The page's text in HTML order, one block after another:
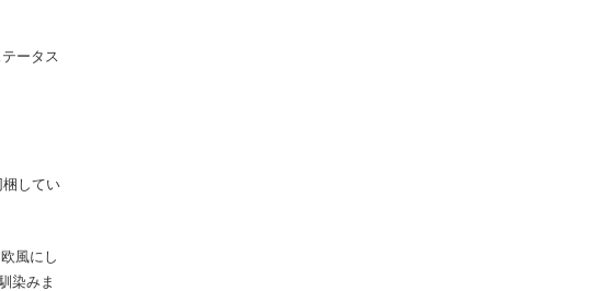
ータス
してい
風にし
染みま